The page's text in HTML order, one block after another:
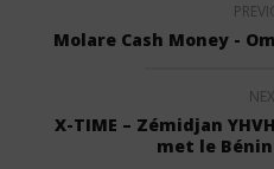
Molare Cash Money -
X-TIME – Zémidjan
met le